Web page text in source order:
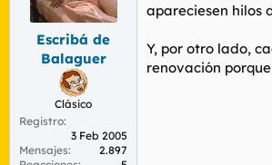
Escribá de
Balaguer
Clásico
Registro
3 Feb 2005
Mensajes
2.897
apareciesen hilos
Y, por otro lado,
renovación